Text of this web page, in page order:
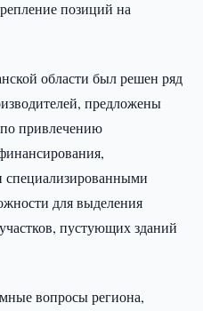
позиций на
области был решен ряд
предложены
привлечению
специализированными
для выделения
пустующих зданий
вопросы региона,